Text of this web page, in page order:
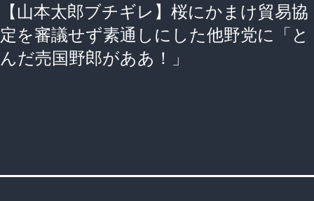
【山本太郎ブチギレ】桜にかまけ貿易協
定を審議せず素通しにした他野党に「と
んだ売国野郎がああ！」